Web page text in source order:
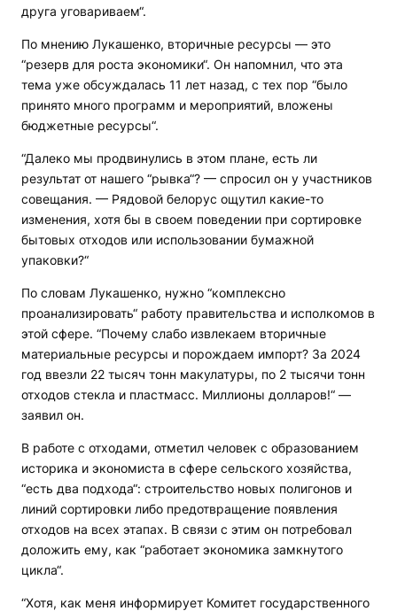
друга уговариваем“.
По мнению Лукашенко, вторичные ресурсы — это
“резерв для роста экономики“. Он напомнил, что эта
тема уже обсуждалась 11 лет назад, с тех пор “было
принято много программ и мероприятий, вложены
бюджетные ресурсы“.
“Далеко мы продвинулись в этом плане, есть ли
результат от нашего “рывка“? — спросил он у участников
совещания. — Рядовой белорус ощутил какие-то
изменения, хотя бы в своем поведении при сортировке
бытовых отходов или использовании бумажной
упаковки?“
По словам Лукашенко, нужно “комплексно
проанализировать“ работу правительства и исполкомов в
этой сфере. “Почему слабо извлекаем вторичные
материальные ресурсы и порождаем импорт? За 2024
год ввезли 22 тысяч тонн макулатуры, по 2 тысячи тонн
отходов стекла и пластмасс. Миллионы долларов!“ —
заявил он.
В работе с отходами, отметил человек с образованием
историка и экономиста в сфере сельского хозяйства,
“есть два подхода“: строительство новых полигонов и
линий сортировки либо предотвращение появления
отходов на всех этапах. В связи с этим он потребовал
доложить ему, как “работает экономика замкнутого
цикла“.
“Хотя, как меня информирует Комитет государственного